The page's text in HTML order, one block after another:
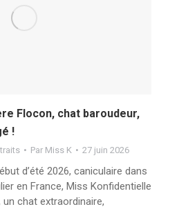
Flocon, chat baroudeur,
!
Par Miss K 27 juin 2026
d’été 2026, caniculaire dans
en France, Miss Konfidentielle
chat extraordinaire,